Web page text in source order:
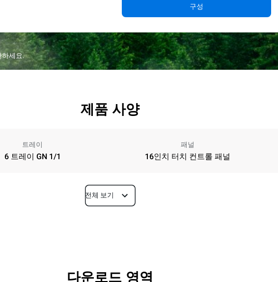
구성
하세요.
제품 사양
트레이
6 트레이 GN 1/1
패널
16인치 터치 컨트롤 패널
깊이
전체 보기
다운로드 영역